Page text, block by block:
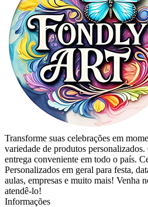
Transforme suas celebrações em
variedade de produtos
entrega conveniente em todo o país.
Personalizados em geral para festa,
aulas, empresas e muito mais! Venha
atendê-lo!
Informações